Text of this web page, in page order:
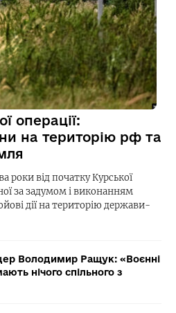
операції:
на територію рф та
роки від початку Курської
за задумом і виконанням
дії на територію держави-
Володимир Ращук: «Воєнні
нічого спільного з